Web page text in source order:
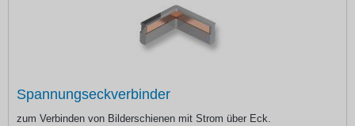
Spannungseckverbinder
zum Verbinden von Bilderschienen mit Strom über Eck.